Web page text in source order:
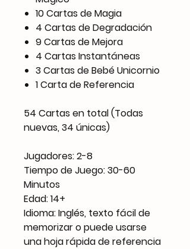
10 Cartas de Magia
4 Cartas de Degradación
9 Cartas de Mejora
4 Cartas Instantáneas
3 Cartas de Bebé Unicornio
1 Carta de Referencia
54 Cartas en total (Todas
nuevas, 34 únicas)
Jugadores: 2-8
Tiempo de Juego: 30-60
Minutos
Edad: 14+
Idioma: Inglés, texto fácil de
memorizar o puede usarse
una hoja rápida de referencia